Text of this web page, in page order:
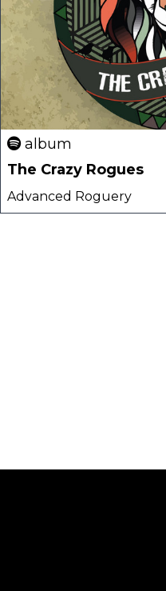
album
The Crazy Rogues
Advanced Roguery